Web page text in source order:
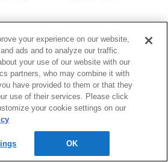
ェルフを設置
your experience on our website,
ads and to analyze our traffic.
your use of our website with our
partners, who may combine it with
have provided to them or that they
use of their services. Please click
your cookie settings on our
OK